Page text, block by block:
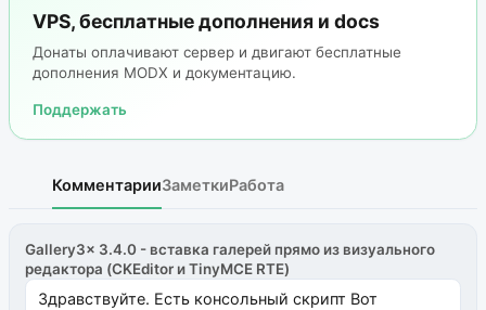
VPS, бесплатные дополнения и docs
Донаты оплачивают сервер и двигают бесплатные
дополнения MODX и документацию.
Поддержать
КомментарииЗаметкиРабота
Gallery3x 3.4.0 - вставка галерей прямо из визуального
редактора (CKEditor и TinyMCE RTE)
Здравствуйте. Есть консольный скрипт Вот